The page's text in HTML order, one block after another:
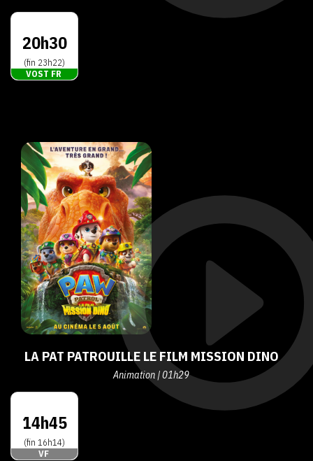
20h30
(fin 23h22)
VOST FR
LA PAT PATROUILLE LE FILM MISSION DINO
Animation | 01h29
14h45
(fin 16h14)
VF